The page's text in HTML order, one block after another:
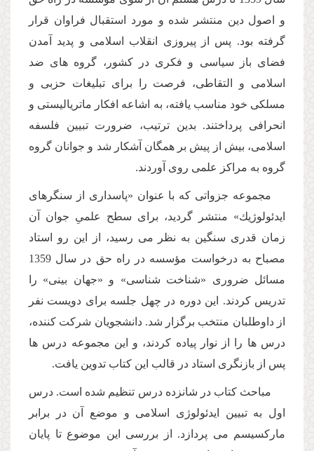
و اصول دین منتشر شده و مورد استقبال فراوان قرار
گرفته بود. پس از پیروزى انقلاب اسلامى و پدید آمدن
فضاى باز سیاسى و فكرى در كشور، گروه هاى ضد
اسلامى و التقاطى، فرصت را براى تبلیغات حزبى و
مسلكى خود مناسب یافته، به اشاعه افكار ماتریالیستى و
انحرافى پرداختند. بدین ترتیب، ضرورت تبیین فلسفه
اسلامى، بیش از پیش بر همگان آشكار شد و جوانان گروه
گروه به مراكز علمى روى آوردند.
مجموعه جزواتى كه با عنوان «پاسدارى از سنگرهاى
ایدئولوژیك» منتشر گردید، براى سطح علمىِ جوان آن
زمان قدرى سنگین به نظر مى رسید، از این رو استاد
مصباح به درخواست مؤسسه در راه حق در سال 1359
مسائل ضرورى «شناخت شناسى» و «جهان بینى» را
تدریس كردند. این دوره در چهل جلسه براى دویست نفر
از داوطلبان منتخب برگزار شد. دانشجویان شركت كننده،
درس ها را از نوار پیاده كردند، و این مجموعه درس ها
پس از بازنگرى استاد در قالب این كتاب تدوین یافت.
مباحث كتاب در شانزده درس تنظیم شده است. درس
اول به تبیین ایدئولوژى اسلامى و موضع آن در برابر
ماركسیسم مى پردازد. از بررسى این موضوع تا پایان